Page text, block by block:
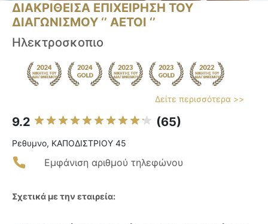
ΔΙΑΚΡΙΘΕΙΣΑ ΕΠΙΧΕΙΡΗΣΗ ΤΟΥ
ΔΙΑΓΩΝΙΣΜΟΥ ‘’ ΑΕΤΟΙ ‘’
Ηλεκτροσκοπιο
Δείτε περισσότερα >>
9.2 (65)
Ρεθυμνο, ΚΑΠΟΔΙΣΤΡΙΟΥ 45
Εμφάνιση αριθμού τηλεφώνου
Σχετικά με την εταιρεία: